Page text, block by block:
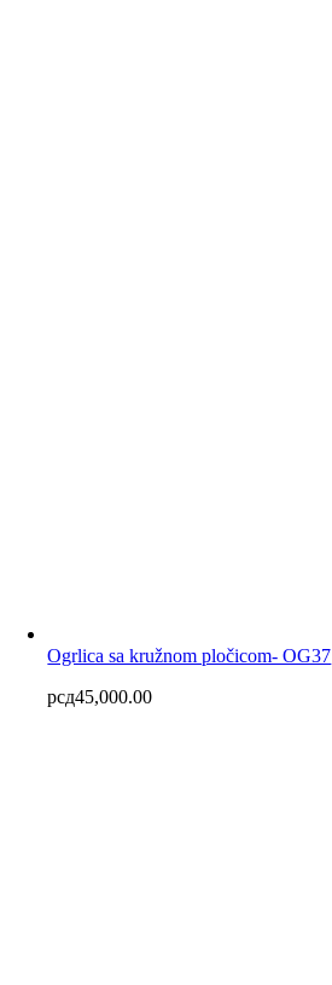
Ogrlica sa kružnom pločicom- OG37
рсд45,000.00